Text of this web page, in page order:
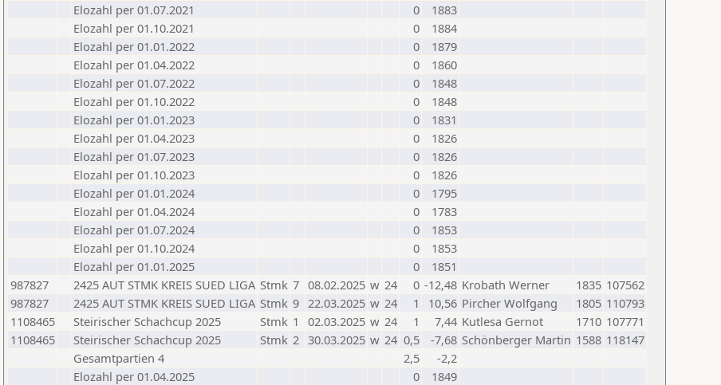
Elozahl per 01.07.2021
0
1883
Elozahl per 01.10.2021
0
1884
Elozahl per 01.01.2022
0
1879
Elozahl per 01.04.2022
0
1860
Elozahl per 01.07.2022
0
1848
Elozahl per 01.10.2022
0
1848
Elozahl per 01.01.2023
0
1831
Elozahl per 01.04.2023
0
1826
Elozahl per 01.07.2023
0
1826
Elozahl per 01.10.2023
0
1826
Elozahl per 01.01.2024
0
1795
Elozahl per 01.04.2024
0
1783
Elozahl per 01.07.2024
0
1853
Elozahl per 01.10.2024
0
1853
Elozahl per 01.01.2025
0
1851
987827
2425 AUT STMK KREIS SUED LIGA Stmk 7 08.02.2025 w 24 0 -12,48 Krobath Werner 1835 107562
987827
2425 AUT STMK KREIS SUED LIGA Stmk 9 22.03.2025 w 24 1 10,56 Pircher Wolfgang 1805 110793
1108465
Steirischer Schachcup 2025 Stmk 1 02.03.2025 w 24 1 7,44 Kutlesa Gernot 1710 107771
1108465
Steirischer Schachcup 2025 Stmk 2 30.03.2025 w 24 0,5 -7,68 Schönberger Martin 1588 118147
Gesamtpartien 4
2,5
-2,2
Elozahl per 01.04.2025
0 1849